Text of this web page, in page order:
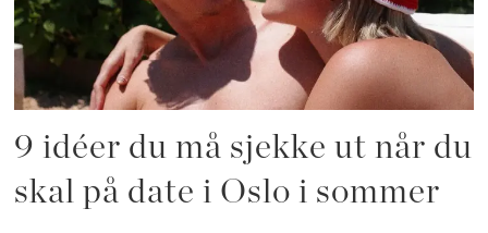
9 idéer du må sjekke ut når du
skal på date i Oslo i sommer